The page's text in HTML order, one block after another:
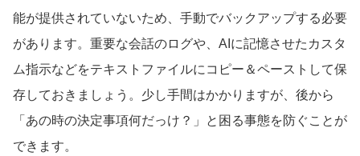
能が提供されていないため、手動でバックアップする必要
があります。重要な会話のログや、AIに記憶させたカスタ
ム指示などをテキストファイルにコピー＆ペーストして保
存しておきましょう。少し手間はかかりますが、後から
「あの時の決定事項何だっけ？」と困る事態を防ぐことが
できます。